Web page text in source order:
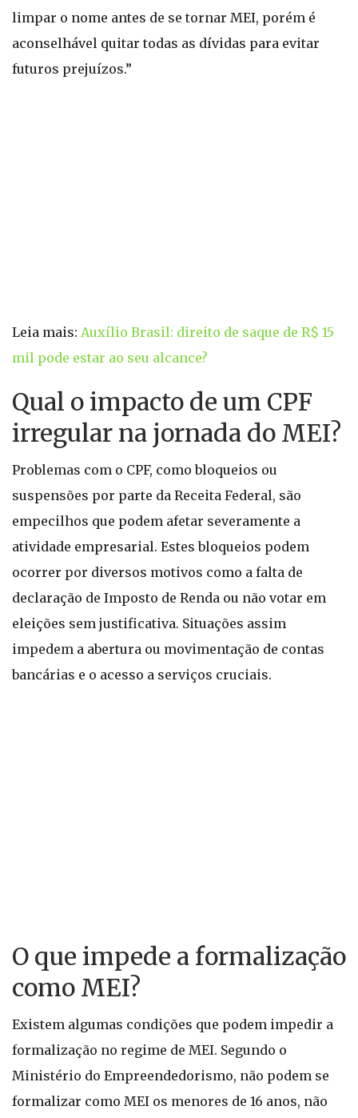
limpar o nome antes de se tornar MEI, porém é
aconselhável quitar todas as dívidas para evitar
futuros prejuízos.”
Leia mais: Auxílio Brasil: direito de saque de R$ 15
mil pode estar ao seu alcance?
Qual o impacto de um CPF
irregular na jornada do MEI?
Problemas com o CPF, como bloqueios ou
suspensões por parte da Receita Federal, são
empecilhos que podem afetar severamente a
atividade empresarial. Estes bloqueios podem
ocorrer por diversos motivos como a falta de
declaração de Imposto de Renda ou não votar em
eleições sem justificativa. Situações assim
impedem a abertura ou movimentação de contas
bancárias e o acesso a serviços cruciais.
O que impede a formalização
como MEI?
Existem algumas condições que podem impedir a
formalização no regime de MEI. Segundo o
Ministério do Empreendedorismo, não podem se
formalizar como MEI os menores de 16 anos, não